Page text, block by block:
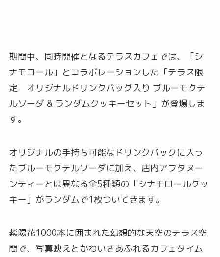
期間中、同時開催となるテラスカフェでは、「シ
ナモロール」とコラボレーションした「テラス限
定 オリジナルドリンクバッグ入り ブルーモクテ
ルソーダ & ランダムクッキーセット」が登場しま
す。
オリジナルの手持ち可能なドリンクバックに入っ
たブルーモクテルソーダに加え、店内アフタヌー
ンティーとは異なる全5種類の「シナモロールクッ
キー」がランダムで1枚ついてきます。
紫陽花1000本に囲まれた幻想的な天空のテラス空
間で、写真映えとかわいさあふれるカフェタイム